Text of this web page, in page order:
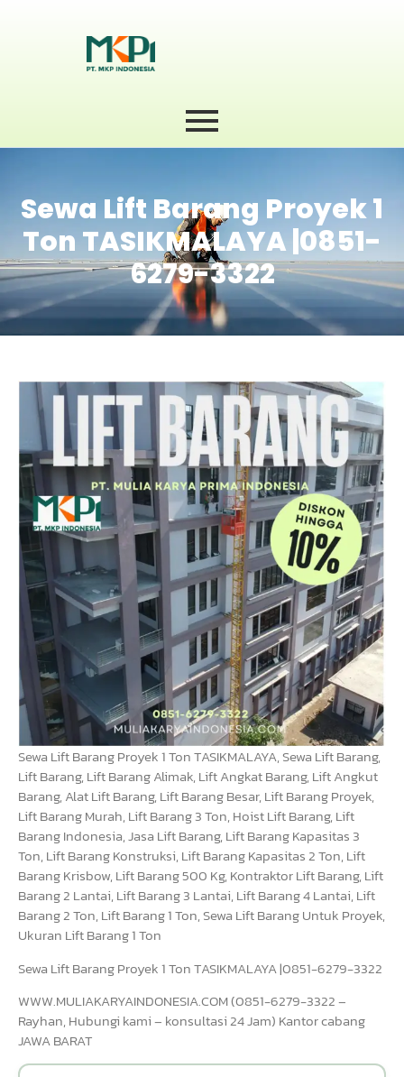
Sewa Lift Barang Proyek 1
Ton TASIKMALAYA |0851-
6279-3322
Sewa Lift Barang Proyek 1 Ton TASIKMALAYA, Sewa Lift Barang,
Lift Barang, Lift Barang Alimak, Lift Angkat Barang, Lift Angkut
Barang, Alat Lift Barang, Lift Barang Besar, Lift Barang Proyek,
Lift Barang Murah, Lift Barang 3 Ton, Hoist Lift Barang, Lift
Barang Indonesia, Jasa Lift Barang, Lift Barang Kapasitas 3
Ton, Lift Barang Konstruksi, Lift Barang Kapasitas 2 Ton, Lift
Barang Krisbow, Lift Barang 500 Kg, Kontraktor Lift Barang, Lift
Barang 2 Lantai, Lift Barang 3 Lantai, Lift Barang 4 Lantai, Lift
Barang 2 Ton, Lift Barang 1 Ton, Sewa Lift Barang Untuk Proyek,
Ukuran Lift Barang 1 Ton
Sewa Lift Barang Proyek 1 Ton TASIKMALAYA |0851-6279-3322
WWW.MULIAKARYAINDONESIA.COM (0851-6279-3322 –
Rayhan, Hubungi kami – konsultasi 24 Jam) Kantor cabang
JAWA BARAT